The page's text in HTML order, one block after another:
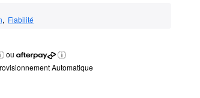
, Fiabilité
ou
Automatique